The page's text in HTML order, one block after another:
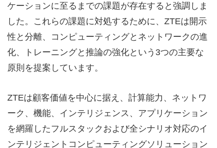
ケーションに至るまでの課題が存在すると強調しま
した。これらの課題に対処するために、ZTEは開示
性と分離、コンピューティングとネットワークの進
化、トレーニングと推論の強化という3つの主要な
原則を提案しています。
ZTEは顧客価値を中心に据え、計算能力、ネットワ
ーク、機能、インテリジェンス、アプリケーション
を網羅したフルスタックおよび全シナリオ対応のイ
ンテリジェントコンピューティングソリューション